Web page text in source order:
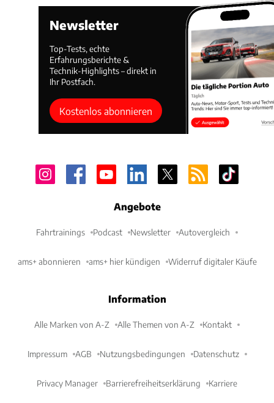
Newsletter
Top-Tests, echte
Erfahrungsberichte &
Technik-Highlights – direkt in
Ihr Postfach.
Kostenlos abonnieren
Angebote
Fahrtrainings Podcast Newsletter Autovergleich
ams+ abonnieren ams+ hier kündigen Widerruf digitaler Käufe
Information
Alle Marken von A-Z Alle Themen von A-Z Kontakt
Impressum AGB Nutzungsbedingungen Datenschutz
Privacy Manager Barrierefreiheitserklärung Karriere